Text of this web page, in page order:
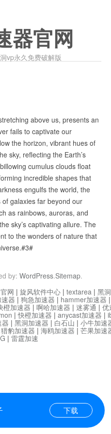
器官网
vp永久免费破解版
above us, presents an
fails to captivate our
the horizon, vibrant hues of
sky, reflecting the Earth’s
cumulus clouds float
incredible shapes that
engulfs the world, the
galaxies far beyond our
as rainbows, auroras, and
sky’s captivating allure. The
to the wonders of nature that
by: WordPress.Sitemap.
下载
网 | 旋风软件中心 | textarea | 黑
器 | 狗急加速器 | hammer加速器
橙加速器 | 啊哈加速器 | 迷雾通 | 优
|快橙加速器 | anycast加速器 |
| 黑洞加速器 | 白石山 | 小牛加速
猎豹加速器 | 海鸥加速器 | 芒果加速
| 雷霆加速